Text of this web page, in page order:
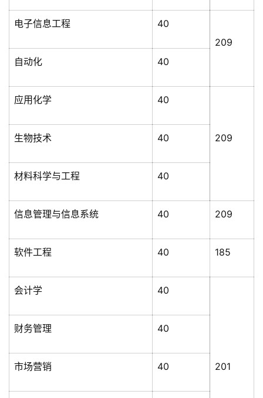
电子信息工程
40
209
自动化
40
应用化学 40
209
生物技术 40
材料科学与工程 40
信息管理与信息系统 40 209
软件工程 40 185
会计学 40
201
财务管理 40
市场营销 40